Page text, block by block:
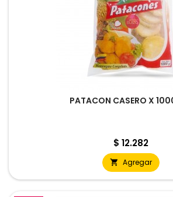
PATACON CASERO X
Precio
$ 12.282
 Agregar